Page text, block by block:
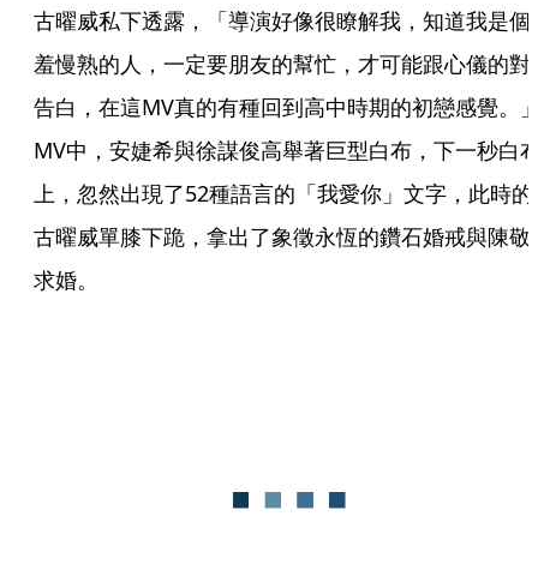
古曜威私下透露，「導演好像很瞭解我，知道我是個
羞慢熟的人，一定要朋友的幫忙，才可能跟心儀的對
告白，在這MV真的有種回到高中時期的初戀感覺。
MV中，安婕希與徐謀俊高舉著巨型白布，下一秒白
上，忽然出現了52種語言的「我愛你」文字，此時的
古曜威單膝下跪，拿出了象徵永恆的鑽石婚戒與陳敬
求婚。